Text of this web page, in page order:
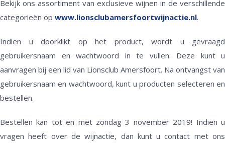
Bekijk ons assortiment van exclusieve wijnen in de verschillende
categorieën op www.lionsclubamersfoortwijnactie.nl.
Indien u doorklikt op het product, wordt u gevraagd
gebruikersnaam en wachtwoord in te vullen. Deze kunt u
aanvragen bij een lid van Lionsclub Amersfoort. Na ontvangst van
gebruikersnaam en wachtwoord, kunt u producten selecteren en
bestellen.
Bestellen kan tot en met zondag 3 november 2019! Indien u
vragen heeft over de wijnactie, dan kunt u contact met ons